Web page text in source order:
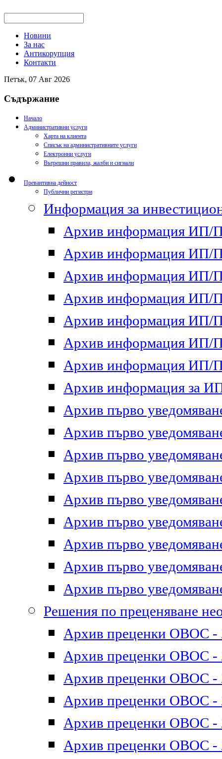
Новини
За нас
Антикорупция
Контакти
Петък, 07 Авг 2026
Съдържание
Начало
Административни услуги
Харта на клиента
Списък на административните услуги
Електронни услуги
Вътрешни правила, жалби и сигнали
Превантивна дейност
Публични регистри
Информация за
Архив информация ИП/
Архив информация ИП/
Архив информация ИП/
Архив информация ИП/
Архив информация ИП/
Архив информация ИП/
Архив информация ИП/
Архив информация за
Архив първо
Архив първо
Архив първо
Архив първо
Архив първо
Архив първо
Архив първо
Архив първо
Архив първо
Решения по преценяване
Архив преценки ОВОС -
Архив преценки ОВОС -
Архив преценки ОВОС -
Архив преценки ОВОС -
Архив преценки ОВОС -
Архив преценки ОВОС -